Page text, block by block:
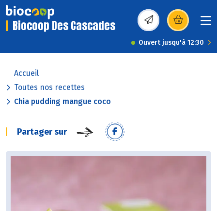
Biocoop Des Cascades (s’ouvre dans une
Ouvert jusqu'à 12:30
Accueil
Toutes nos recettes
Chia pudding mangue coco
Partager sur